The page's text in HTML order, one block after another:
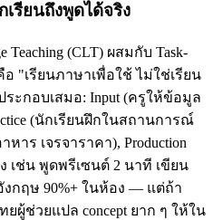
รียนถึงพูดได้จริง
Teaching (CLT) ผสมกับ Task-
อ "เรียนภาษาเพื่อใช้ ไม่ใช่เรียน
ะกอบเสมอ: Input (ครูให้ข้อมูล
(นักเรียนฝึกในสถานการณ์
าร เจรจาราคา), Production
เช่น พูดพรีเซนต์ 2 นาที เขียน
กฤษ 90%+ ในห้อง — แต่ถ้า
ผู้ช่วยแปล concept ยาก ๆ ให้ใน